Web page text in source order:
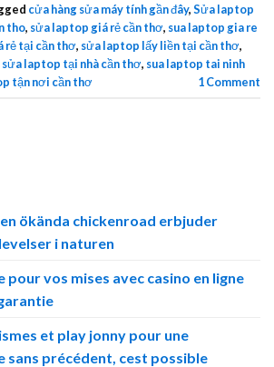
cửa hàng sửa máy tính gần đây,Sửa laptop
tho, sửa laptop giá rẻ cần thơ, sua laptop gia re
rẻ tại cần thơ, sửa laptop lấy liền tại cần thơ,
sửa laptop tại nhà cần thơ, sua laptop tai ninh
tận nơi cần thơ 1Comment
ökända chickenroad erbjuder
i naturen
pour vos mises avec casino en ligne
et play jonny pour une
sans précédent, cest possible